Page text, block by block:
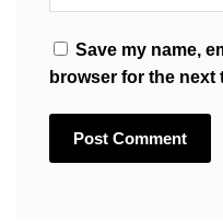
Save my name,
browser for the next